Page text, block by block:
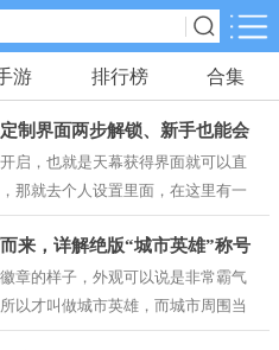
应用分类
益智
手游
角色扮演
38款手游
射击
手游
动作格斗
4款手游
游 排行榜 合集
制界面两步解锁、新手也能会
启，也就是天幕获得界面就可以直
那就去个人设置里面，在这里有一
，就可以选择自己拥有的个性天幕
下，然后使用确认就行了，可以说
游戏界面，所以才出现不知道如何
来，详解绝版“城市英雄”称号
章的样子，外观可以说是非常霸气
以才叫做城市英雄，而城市周围当
想要获得这个称号，那就要参与全